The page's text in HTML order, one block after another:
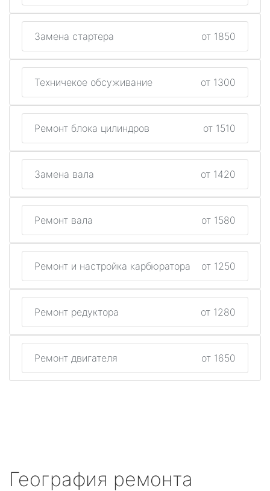
Замена стартера от 1850
Техничекое обсуживание от 1300
Ремонт блока цилиндров от 1510
Замена вала от 1420
Ремонт вала от 1580
Ремонт и настройка карбюратора от 1250
Ремонт редуктора от 1280
Ремонт двигателя от 1650
География ремонта